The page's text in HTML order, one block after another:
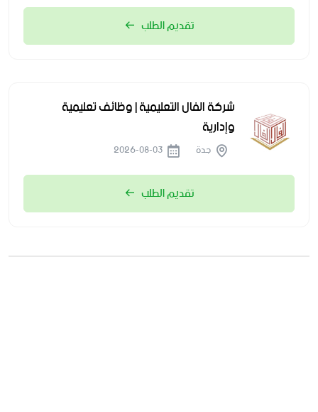
تقديم الطلب
شركة الفال التعليمية | وظائف تعليمية
وإدارية
جدة
تقديم الطلب